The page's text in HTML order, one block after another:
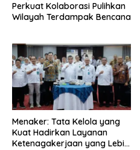
Perkuat Kolaborasi Pulihkan
Wilayah Terdampak Bencana
Menaker: Tata Kelola yang
Kuat Hadirkan Layanan
Ketenagakerjaan yang Lebih